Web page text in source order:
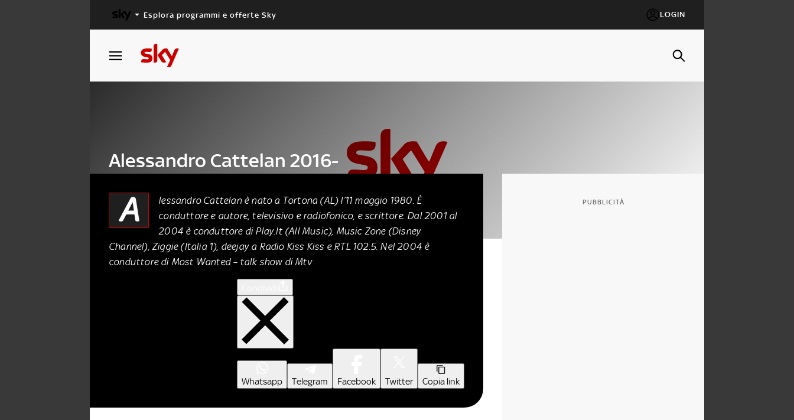
Esplora programmi e offerte Sky LOGIN
Alessandro Cattelan 2016-
01 Agosto 2016
A
lessandro Cattelan è nato a Tortona (AL) l’11 maggio 1980. È
conduttore e autore, televisivo e radiofonico, e scrittore. Dal 2001 al
2004 è conduttore di Play.It (All Music), Music Zone (Disney
Channel), Ziggie (Italia 1), deejay a Radio Kiss Kiss e RTL 102.5. Nel 2004 è
conduttore di Most Wanted – talk show di Mtv
Whatsapp Telegram Facebook Twitter Copia link
PUBBLICITÀ